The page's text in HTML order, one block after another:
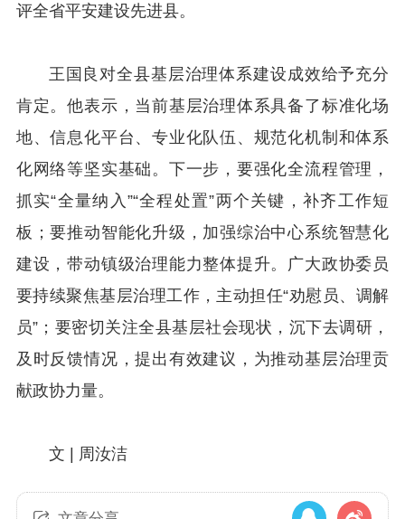
评全省平安建设先进县。
王国良对全县基层治理体系建设成效给予充分
肯定。他表示，当前基层治理体系具备了标准化场
地、信息化平台、专业化队伍、规范化机制和体系
化网络等坚实基础。下一步，要强化全流程管理，
抓实“全量纳入”“全程处置”两个关键，补齐工作短
板；要推动智能化升级，加强综治中心系统智慧化
建设，带动镇级治理能力整体提升。广大政协委员
要持续聚焦基层治理工作，主动担任“劝慰员、调解
员”；要密切关注全县基层社会现状，沉下去调研，
及时反馈情况，提出有效建议，为推动基层治理贡
献政协力量。
文 | 周汝洁